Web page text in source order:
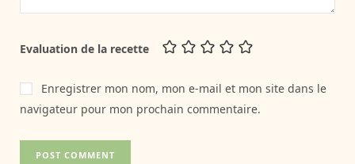
Evaluation de la recette
Enregistrer mon nom, mon e-mail et mon site dans le
navigateur pour mon prochain commentaire.